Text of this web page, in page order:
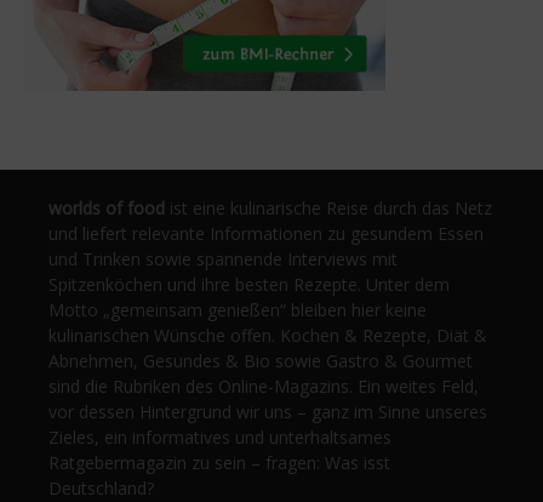
worlds of food ist eine kulinarische Reise durch das Netz
und liefert relevante Informationen zu gesundem Essen
und Trinken sowie spannende Interviews mit
Spitzenköchen und ihre besten Rezepte. Unter dem
Motto „gemeinsam genießen“ bleiben hier keine
kulinarischen Wünsche offen. Kochen & Rezepte, Diät &
Abnehmen, Gesundes & Bio sowie Gastro & Gourmet
sind die Rubriken des Online-Magazins. Ein weites Feld,
vor dessen Hintergrund wir uns – ganz im Sinne unseres
Zieles, ein informatives und unterhaltsames
Ratgebermagazin zu sein – fragen: Was isst
Deutschland?